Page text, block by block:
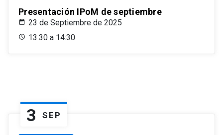
Presentación IPoM de septiembre
23 de Septiembre de 2025
13:30 a 14:30
3 SEP